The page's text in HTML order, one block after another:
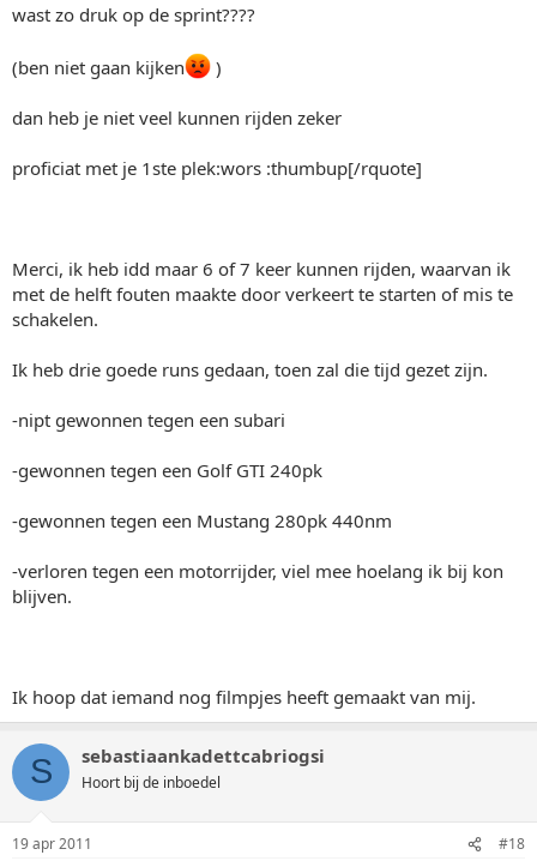
wast zo druk op de sprint????
(ben niet gaan kijken )
dan heb je niet veel kunnen rijden zeker
proficiat met je 1ste plek:wors :thumbup[/rquote]
Merci, ik heb idd maar 6 of 7 keer kunnen rijden, waarvan ik
met de helft fouten maakte door verkeert te starten of mis te
schakelen.
Ik heb drie goede runs gedaan, toen zal die tijd gezet zijn.
-nipt gewonnen tegen een subari
-gewonnen tegen een Golf GTI 240pk
-gewonnen tegen een Mustang 280pk 440nm
-verloren tegen een motorrijder, viel mee hoelang ik bij kon
blijven.
Ik hoop dat iemand nog filmpjes heeft gemaakt van mij.
S sebastiaankadettcabriogsi
Hoort bij de inboedel
19 apr 2011 #18